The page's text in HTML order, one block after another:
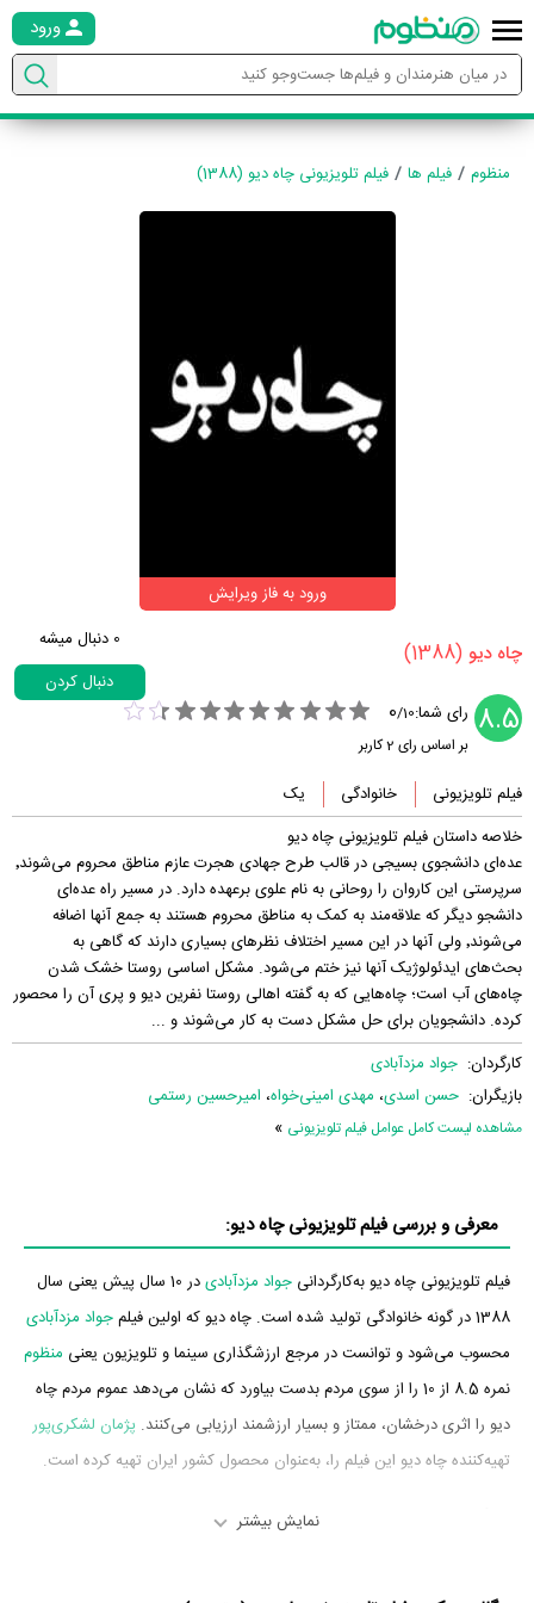
ورود
منظوم فیلم ها فیلم تلویزیونی چاه دیو (1388)
ورود به فاز ویرایش
‏چاه دیو‏ (1388)
0 دنبال میشه
دنبال کردن
8.5 رای شما: 0/10
بر اساس رای 2کاربر
فیلم تلویزیونی خانوادگی
یک
خلاصه داستان فیلم تلویزیونی چاه دیو
عده‌ای دانشجوی بسیجی در قالب طرح جهادی هجرت عازم مناطق محروم می‌شوند٬
سرپرستی این کاروان را روحانی به نام علوی برعهده دارد. در مسیر راه عده‌ای
دانشجو دیگر که علاقه‌مند به کمک به مناطق محروم هستند به جمع آنها اضافه
می‌شوند٬ ولی آنها در این مسیر اختلاف نظرهای بسیاری دارند که گاهی به
بحث‌های ایدئولوژیک آنها نیز ختم می‌شود. مشکل اساسی روستا خشک شدن
چاه‌های آب است؛ چاه‌هایی که به گفته اهالی روستا نفرین دیو و پری آن را محصور
کرده. دانشجویان برای حل مشکل دست به کار می‌شوند و ...
کارگردان: جواد مزدآبادی
بازیگران: حسن اسدی، مهدی امینی‌خواه، امیرحسین رستمی
مشاهده لیست کامل عوامل فیلم تلویزیونی »
معرفی و بررسی فیلم تلویزیونی چاه دیو:
فیلم تلویزیونی چاه دیو به‌کارگردانی جواد مزدآبادی
در 10 سال پیش یعنی سال
1388 در گونه خانوادگی تولید شده است. چاه دیو که اولین فیلم
جواد مزدآبادی
محسوب می‌شود و توانست در مرجع ارزشگذاری سینما و تلویزیون یعنی منظوم
نمره 8.5 از 10 را از سوی مردم بدست بیاورد که نشان می‌دهد عموم مردم چاه
دیو را اثری درخشان، ممتاز و بسیار ارزشمند ارزیابی می‌کنند. پژمان لشکری‌پور
تهیه‌کننده چاه دیو این فیلم را، به‌عنوان محصول کشور ایران تهیه کرده است.
نمایش بیشتر